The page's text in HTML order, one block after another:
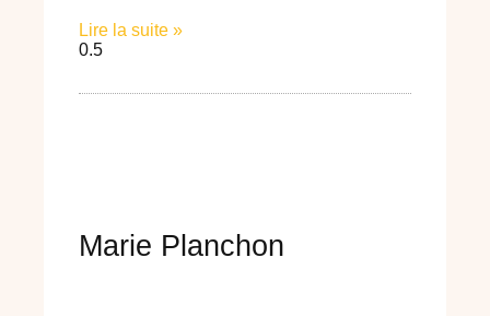
Lire la suite »
Marie Planchon